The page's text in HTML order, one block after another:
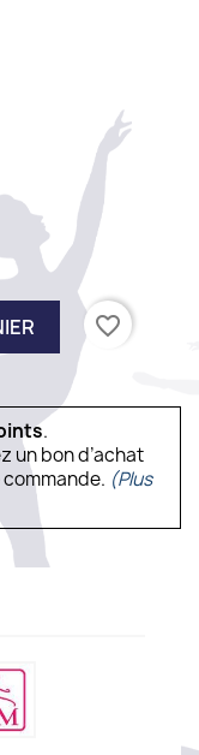
favorite_border
.
un bon d’achat
(Plus